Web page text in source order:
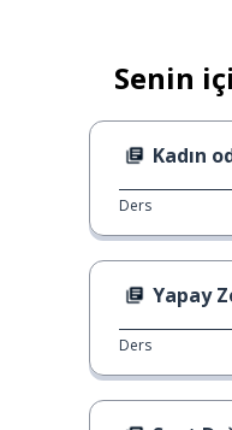
Senin
Kadın
Ders
Yapay
Ders